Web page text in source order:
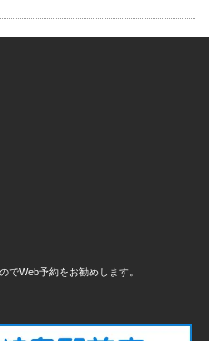
Web予約をお勧めします。